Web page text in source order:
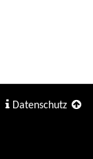
Datenschutz